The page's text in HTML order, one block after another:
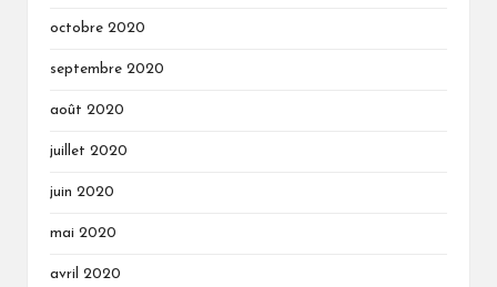
octobre 2020
septembre 2020
août 2020
juillet 2020
juin 2020
mai 2020
avril 2020